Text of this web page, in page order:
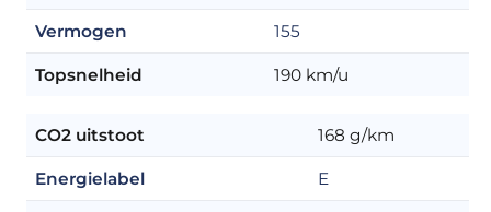
Vermogen 155
Topsnelheid 190 km/u
CO2 uitstoot 168 g/km
Energielabel E